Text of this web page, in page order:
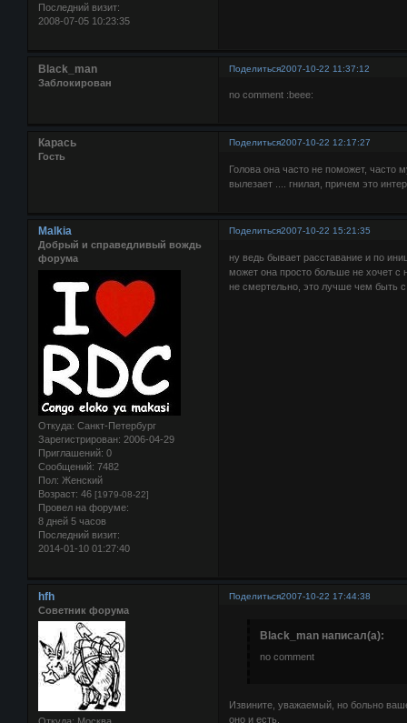
Последний визит:
2008-07-05 10:23:35
Поделиться2007-10-22 11:37:12
Black_man
Заблокирован
no comment :beee:
Поделиться2007-10-22 12:17:27
Карась
Гость
Голова она часто не поможет, часто
вылезает .... гнилая, причем это
Поделиться2007-10-22 15:21:35
Malkia
Добрый и справедливый вождь
форума
Откуда: Санкт-Петербург
Зарегистрирован: 2006-04-29
Приглашений: 0
Сообщений: 7482
Пол: Женский
Возраст: 46 [1979-08-22]
Провел на форуме:
8 дней 5 часов
Последний визит:
2014-01-10 01:27:40
ну ведь бывает расставание и по
может она просто больше не хочет с
не смертельно, это лучше чем быть
Поделиться2007-10-22 17:44:38
hfh
Советник форума
Black_man написал(а):
no comment
Извините, уважаемый, но больно
оно и есть.